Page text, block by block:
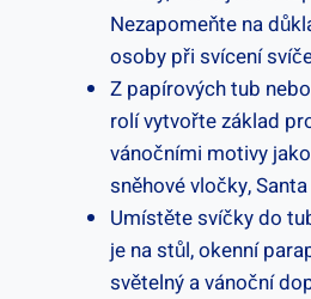
Nezapomeňte na
osoby při svícení
Z papírových tub
rolí vytvořte základ
vánočními motivy
sněhové vločky,
Umístěte svíčky do
je na stůl, okenní
světelný a vánoční